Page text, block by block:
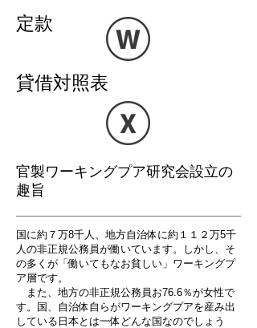
定款
貸借対照表
官製ワーキングプア研究会設立の
趣旨
国に約７万8千人、地方自治体に約１１２万5千
人の非正規公務員が働いています。しかし、そ
の多くが「働いてもなお貧しい」ワーキングプ
ア層です。
また、地方の非正規公務員お76.6％が女性で
す。国、自治体自らがワーキングプアを産み出
している日本とは一体どんな国なのでしょう